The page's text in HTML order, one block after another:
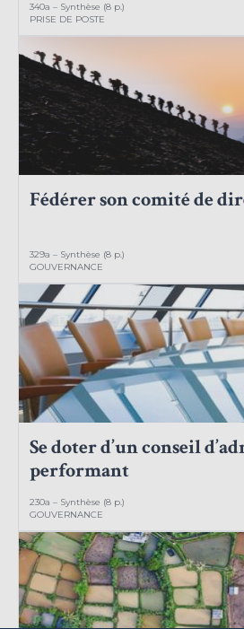
340a – Synthèse (8 p.)
PRISE DE POSTE
Fédérer son comité de
329a – Synthèse (8 p.)
GOUVERNANCE
Se doter d’un conseil
performant
230a – Synthèse (8 p.)
GOUVERNANCE